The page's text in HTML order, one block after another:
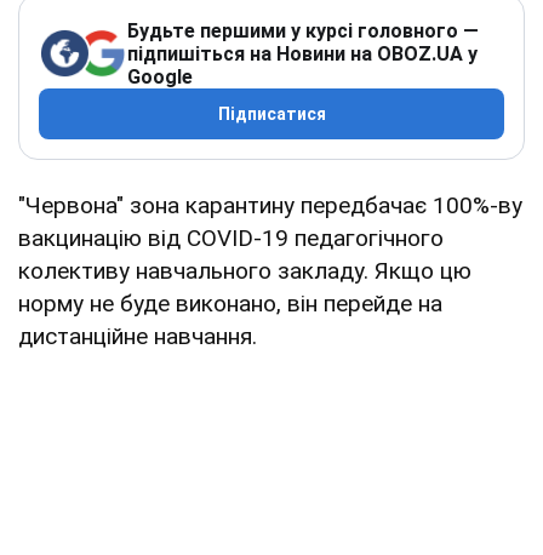
Будьте першими у курсі головного —
підпишіться на Новини на OBOZ.UA у
Google
Підписатися
"Червона" зона карантину передбачає 100%-ву
вакцинацію від COVID-19 педагогічного
колективу навчального закладу. Якщо цю
норму не буде виконано, він перейде на
дистанційне навчання.